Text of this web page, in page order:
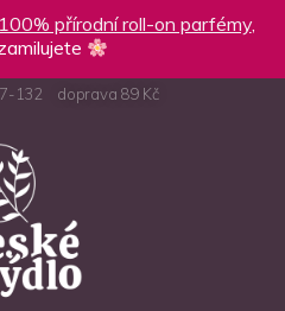
100% přírodní roll-on parfémy,
132 doprava 89 Kč